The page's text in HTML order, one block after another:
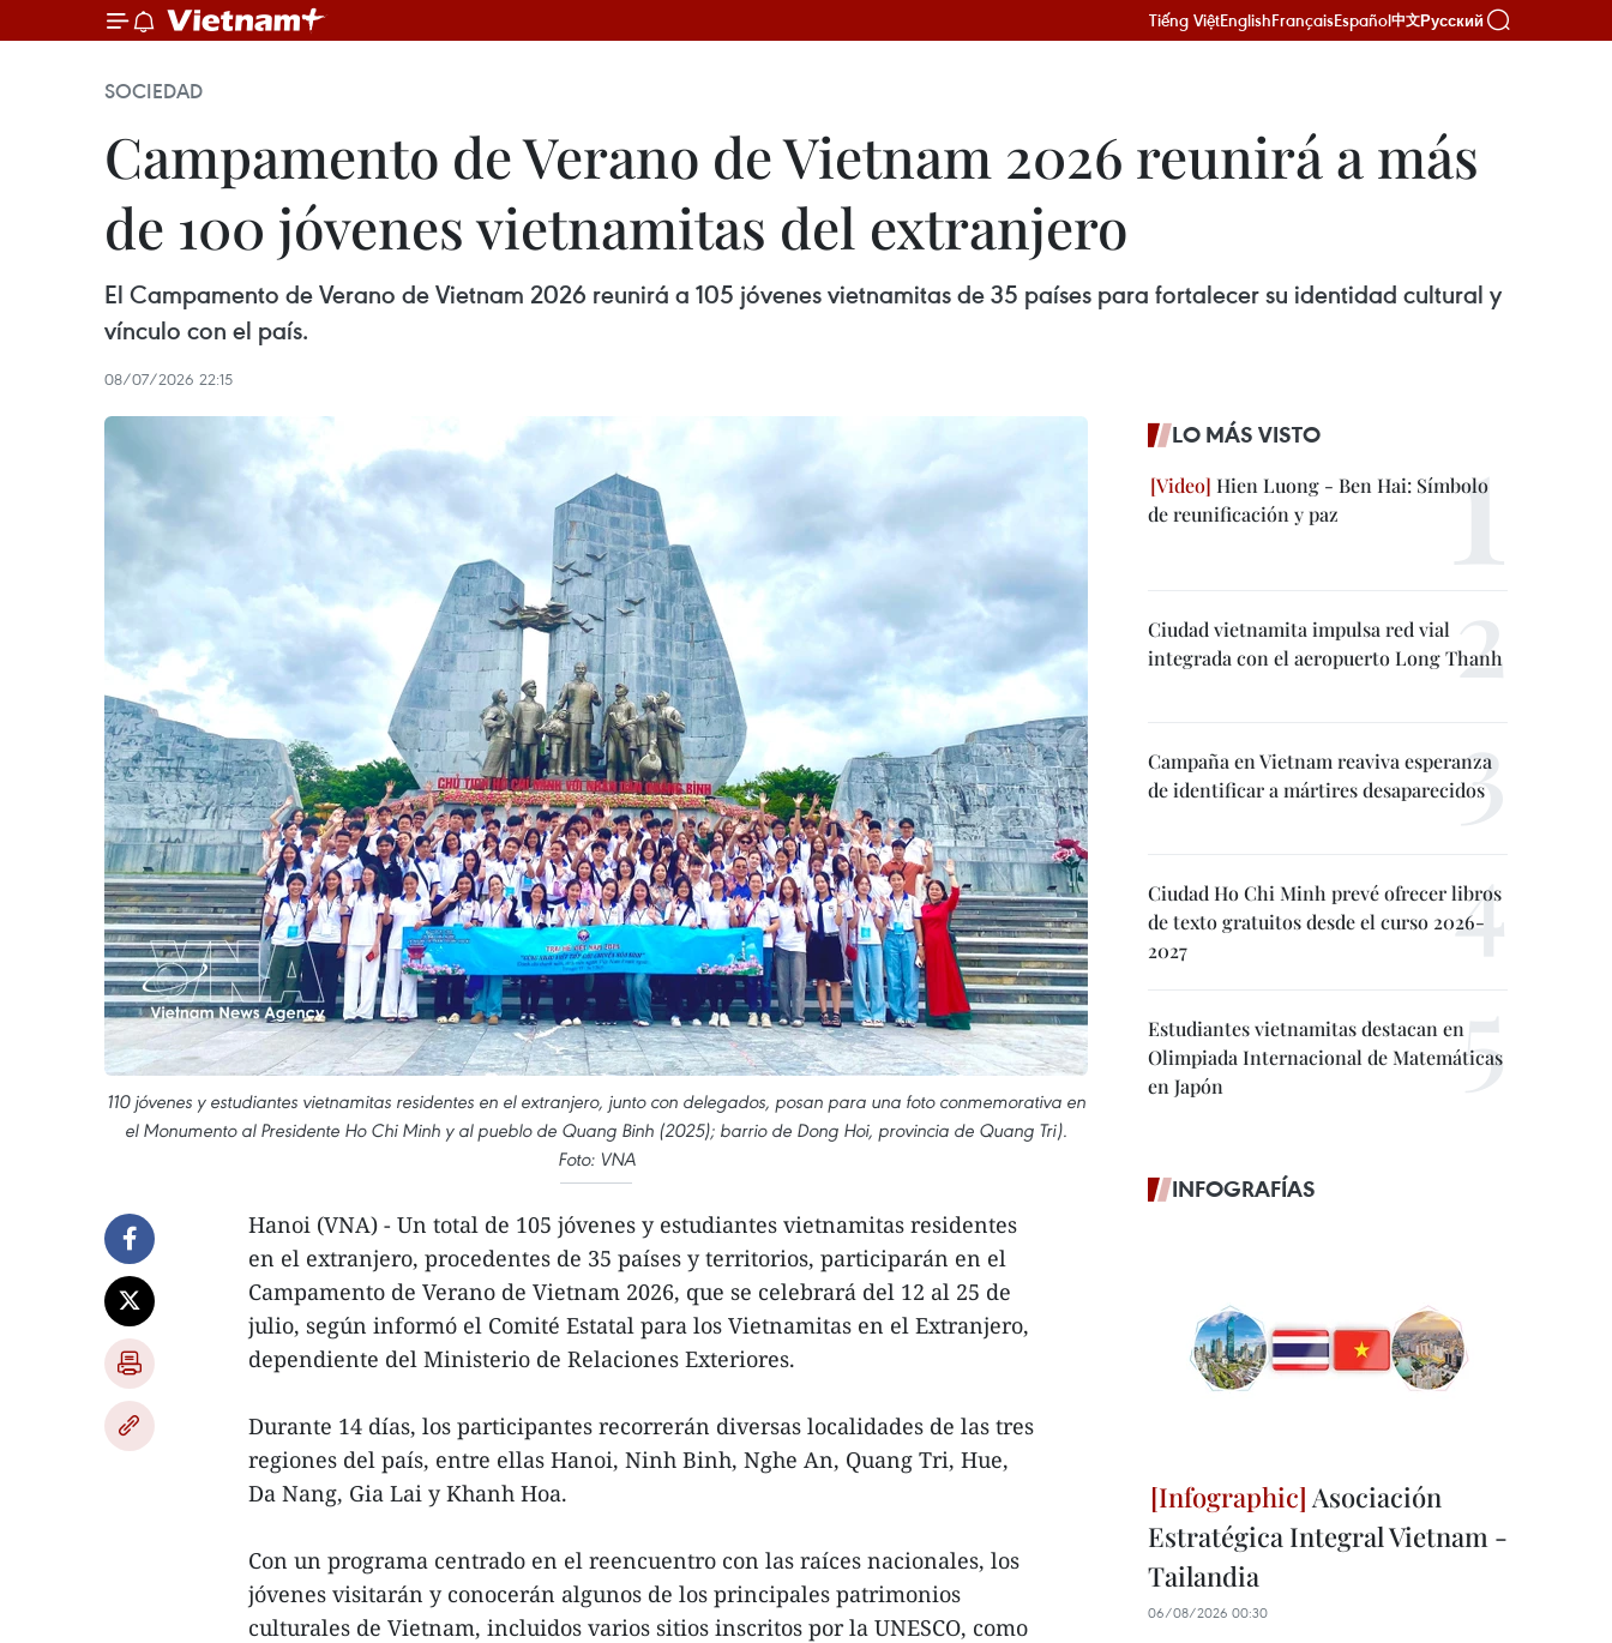
Tiếng ViệtEnglishFrançaisEspañol中文Русский
SOCIEDAD
Campamento de Verano de Vietnam 2026 reunirá a más
de 100 jóvenes vietnamitas del extranjero
El Campamento de Verano de Vietnam 2026 reunirá a 105 jóvenes vietnamitas de 35 países para fortalecer su identidad cultural y
vínculo con el país.
08/07/2026 22:15
110 jóvenes y estudiantes vietnamitas residentes en el extranjero, junto con delegados, posan para una foto conmemorativa en
el Monumento al Presidente Ho Chi Minh y al pueblo de Quang Binh (2025); barrio de Dong Hoi, provincia de Quang Tri).
Foto: VNA
Hanoi (VNA) - Un total de 105 jóvenes y estudiantes vietnamitas residentes
en el extranjero, procedentes de 35 países y territorios, participarán en el
Campamento de Verano de Vietnam 2026, que se celebrará del 12 al 25 de
julio, según informó el Comité Estatal para los Vietnamitas en el Extranjero,
dependiente del Ministerio de Relaciones Exteriores.
Durante 14 días, los participantes recorrerán diversas localidades de las tres
regiones del país, entre ellas Hanoi, Ninh Binh, Nghe An, Quang Tri, Hue,
Da Nang, Gia Lai y Khanh Hoa.
Con un programa centrado en el reencuentro con las raíces nacionales, los
jóvenes visitarán y conocerán algunos de los principales patrimonios
culturales de Vietnam, incluidos varios sitios inscritos por la UNESCO, como
LO MÁS VISTO
Hien Luong - Ben Hai: Símbolo
de reunificación y paz
Ciudad vietnamita impulsa red vial
integrada con el aeropuerto Long Thanh
Campaña en Vietnam reaviva esperanza
de identificar a mártires desaparecidos
Ciudad Ho Chi Minh prevé ofrecer libros
de texto gratuitos desde el curso 2026-
2027
Estudiantes vietnamitas destacan en
Olimpiada Internacional de Matemáticas
en Japón
INFOGRAFÍAS
Asociación
Estratégica Integral Vietnam -
Tailandia
06/08/2026 00:30